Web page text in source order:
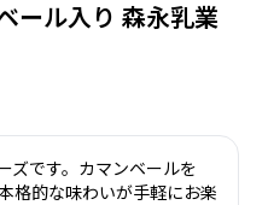
ール入り 森永乳業
ズです。カマンベールを
格的な味わいが手軽にお楽